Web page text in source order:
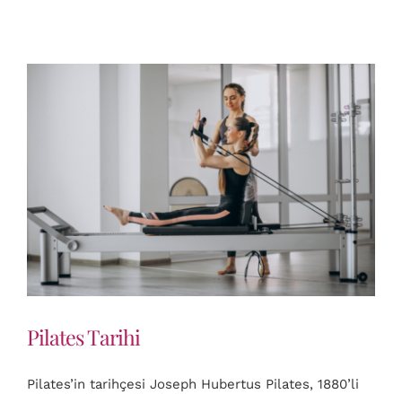
Pilates Tarihi
Pilates’in tarihçesi Joseph Hubertus Pilates, 1880’li